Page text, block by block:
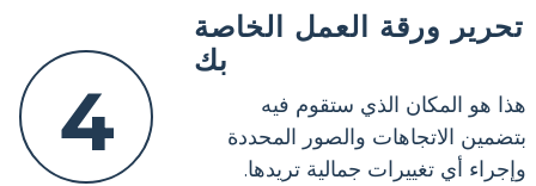
4
تحرير ورقة العمل الخاصة
بك
هذا هو المكان الذي ستقوم فيه
بتضمين الاتجاهات والصور المحددة
وإجراء أي تغييرات جمالية تريدها.